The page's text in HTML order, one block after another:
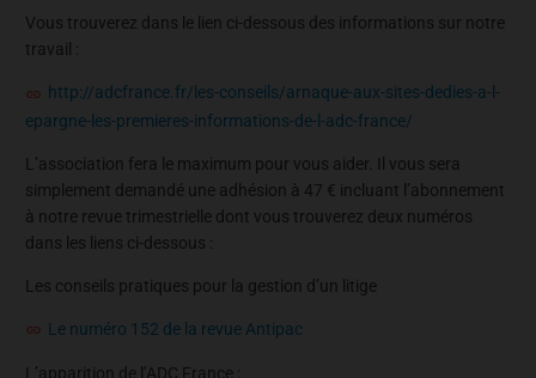
Vous trouverez dans le lien ci-dessous des informations sur notre
travail :
http://adcfrance.fr/les-conseils/arnaque-aux-sites-dedies-a-l-
epargne-les-premieres-informations-de-l-adc-france/
L’association fera le maximum pour vous aider. Il vous sera
simplement demandé une adhésion à 47 € incluant l’abonnement
à notre revue trimestrielle dont vous trouverez deux numéros
dans les liens ci-dessous :
Les conseils pratiques pour la gestion d’un litige
Le numéro 152 de la revue Antipac
L’apparition de l’ADC France :